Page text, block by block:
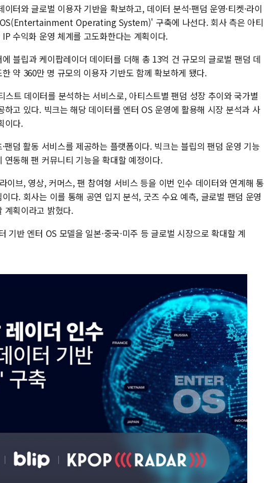
터와 글로벌 이용자 기반을 확보하고, 데이터 분석·팬덤 운영·티켓·라이
OS(Entertainment Operating System)' 구축에 나선다. 회사 측은 아티
수익화 운영 체계를 고도화한다는 계획이다.
블립과 케이팝레이더 데이터를 더해 총 13억 건 규모의 글로벌 팬덤 데
약 360만 명 규모의 이용자 기반도 함께 확보하게 됐다.
스트 데이터를 분석하는 서비스로, 아티스트별 팬덤 성장 추이와 국가별
하고 있다. 빅크는 해당 데이터를 엔터 OS 운영에 활용해 시장 분석과 사
이다.
팬덤 활동 서비스를 제공하는 플랫폼이다. 빅크는 블립의 팬덤 운영 기능
연동해 팬 커뮤니티 기능을 확대할 예정이다.
이브, 영상, 커머스, 팬 참여형 서비스 등을 이번 인수 데이터와 연계해 통
다. 회사는 이를 통해 공연 입지 분석, 굿즈 수요 예측, 글로벌 팬덤 운영
계획이라고 밝혔다.
기반 엔터 OS 모델을 일본·중국·미주 등 글로벌 시장으로 확대할 계